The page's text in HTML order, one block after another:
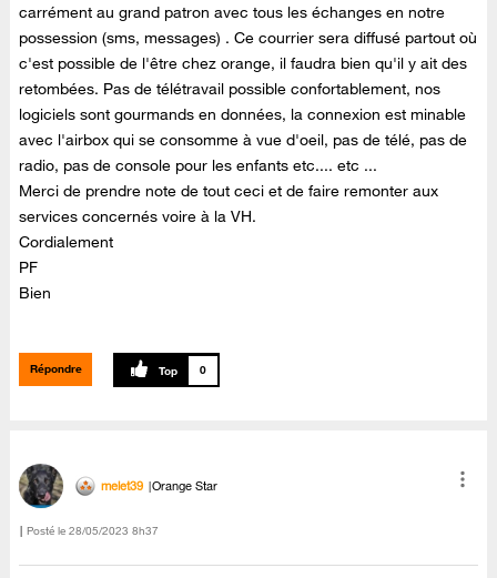
carrément au grand patron avec tous les échanges en notre
possession (sms, messages) . Ce courrier sera diffusé partout où
c'est possible de l'être chez orange, il faudra bien qu'il y ait des
retombées. Pas de télétravail possible confortablement, nos
logiciels sont gourmands en données, la connexion est minable
avec l'airbox qui se consomme à vue d'oeil, pas de télé, pas de
radio, pas de console pour les enfants etc.... etc ...
Merci de prendre note de tout ceci et de faire remonter aux
services concernés voire à la VH.
Cordialement
PF
Bien
Répondre 0
melet39 Orange Star
Posté le ‎28/05/2023 8h37